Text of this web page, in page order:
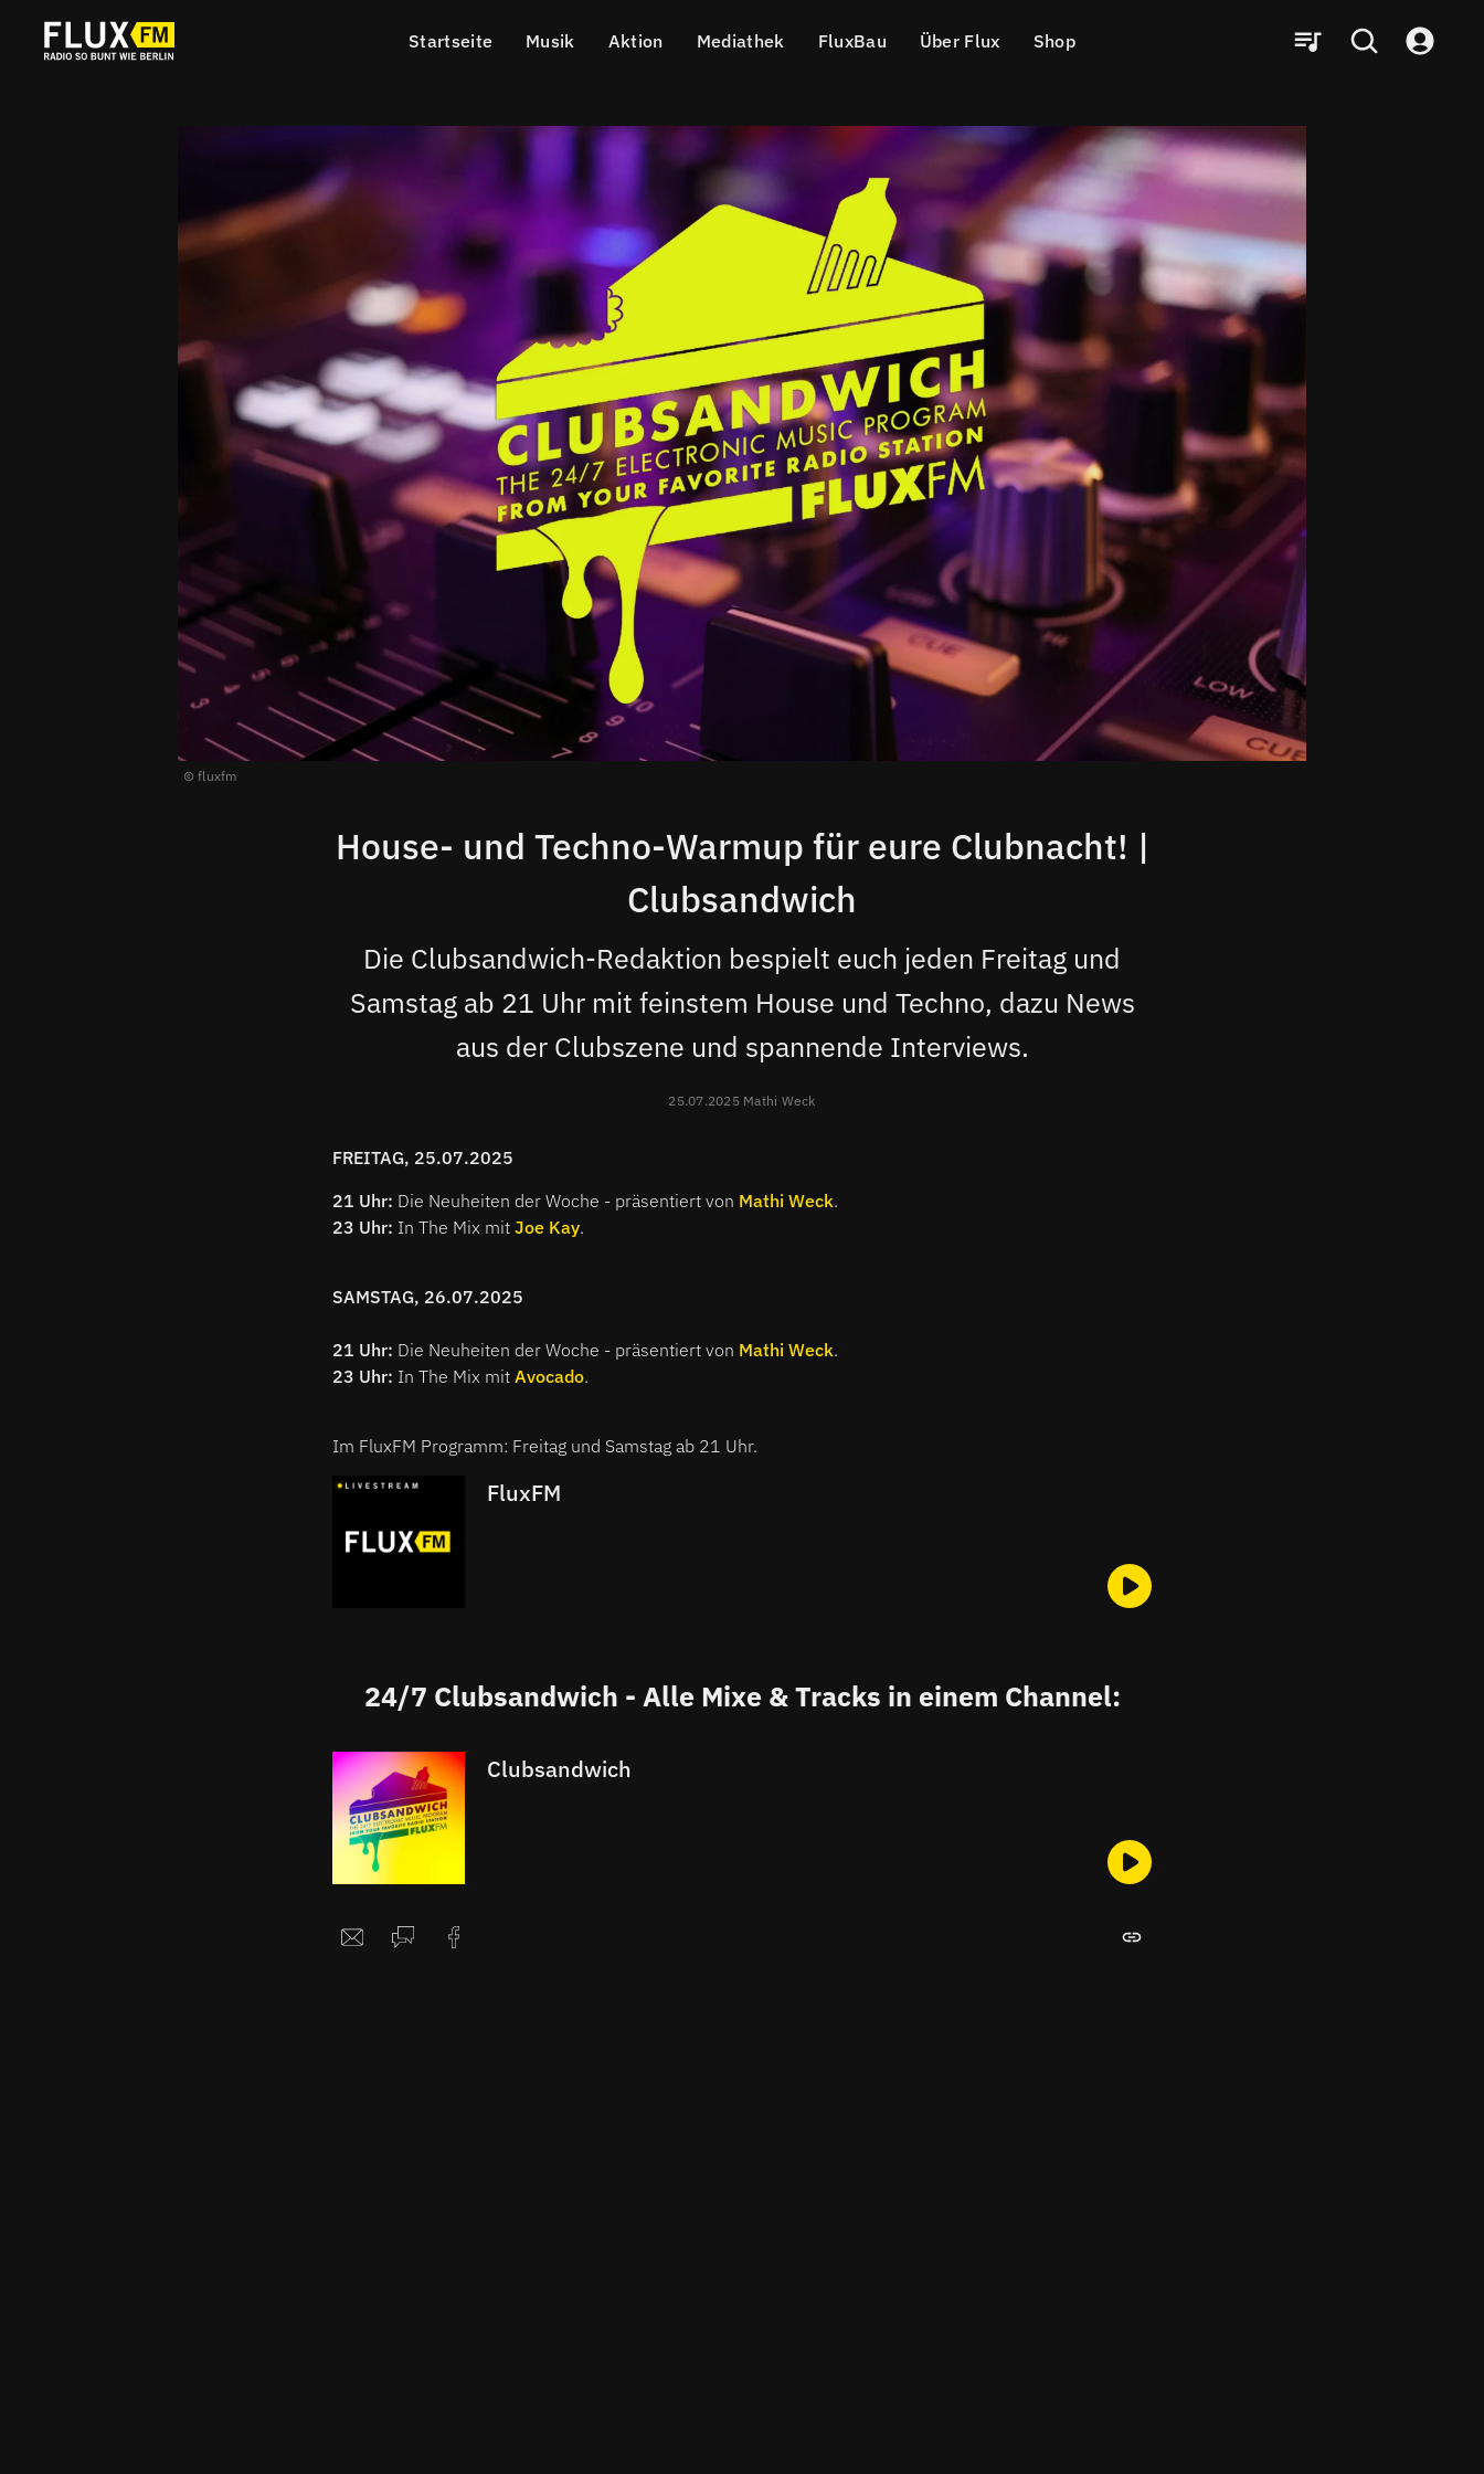
Startseite Musik Aktion Mediathek FluxBau Über Flux Shop
fluxfm
House- und Techno-Warmup für eure Clubnacht! |
Clubsandwich
Die Clubsandwich-Redaktion bespielt euch jeden Freitag und
Samstag ab 21 Uhr mit feinstem House und Techno, dazu News
aus der Clubszene und spannende Interviews.
25.07.2025 Mathi Weck
FREITAG, 25.07.2025
21 Uhr: Die Neuheiten der Woche - präsentiert von Mathi Weck.
23 Uhr: In The Mix mit Joe Kay.
SAMSTAG, 26.07.2025
21 Uhr: Die Neuheiten der Woche - präsentiert von Mathi Weck.
23 Uhr: In The Mix mit Avocado.
Im FluxFM Programm: Freitag und Samstag ab 21 Uhr.
FluxFM
24/7 Clubsandwich - Alle Mixe & Tracks in einem Channel:
Clubsandwich